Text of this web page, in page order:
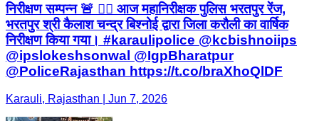
निरीक्षण सम्पन्न 🚨 👮‍♂️ आज महानिरीक्षक पुलिस भरतपुर रेंज,
भरतपुर श्री कैलाश चन्द्र बिश्नोई द्वारा जिला करौली का वार्षिक
निरीक्षण किया गया। #karaulipolice @kcbishnoiips
@ipslokeshsonwal @IgpBharatpur
@PoliceRajasthan https://t.co/braXhoQlDF
Karauli, Rajasthan | Jun 7, 2026